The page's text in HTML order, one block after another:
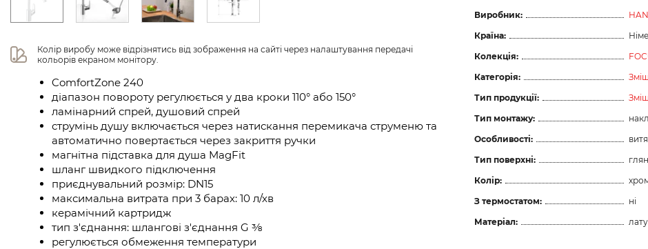
Колір виробу може відрізнятись від зображення на сайті через налаштування передачі
кольорів екраном монітору.
ComfortZone 240
діапазон повороту регулюється у два кроки 110° або 150°
ламінарний спрей, душовий спрей
струмінь душу включається через натискання перемикача струменю та
автоматично повертається через закриття ручки
магнітна підставка для душа MagFit
шланг швидкого підключення
приєднувальний розмір: DN15
максимальна витрата при 3 барах: 10 л/хв
керамічний картридж
тип з'єднання: шлангові з'єднання G ⅜
регулюється обмеження температури
Виробник:
Країна:
Колекція:
Категорія:
Тип продукції:
Тип монтажу:
Особливості:
Тип поверхні:
Колір:
З термостатом:
ні
Матеріал: